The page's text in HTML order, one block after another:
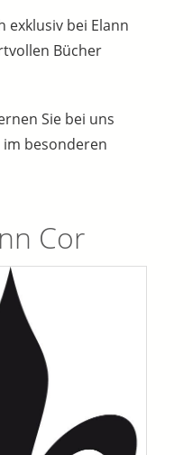
exklusiv bei Elann
Bücher
Sie bei uns
besonderen
Cor